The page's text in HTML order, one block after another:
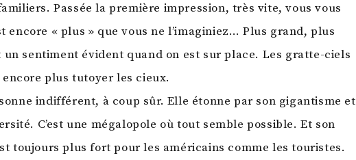
Passée la première impression, très vite, vous vous
encore « plus » que vous ne l’imaginiez… Plus grand, plus
un sentiment évident quand on est sur place. Les gratte-ciels
encore plus tutoyer les cieux.
indifférent, à coup sûr. Elle étonne par son gigantisme et
C’est une mégalopole où tout semble possible. Et son
toujours plus fort pour les américains comme les touristes.